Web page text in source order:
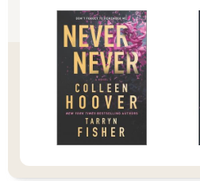
人害死的時候，「門外的人……眼
（《創世記》19：11）。另一個天
選中的以色列士師）的面前，用手
神聖符號，磐石就冒了一團火出來。
太空頭盔和護目鏡
安德魯帶隊的小組在阿舒爾的伊師
尋常的雕刻。與其說是浮雕，不如
然，女神頭上戴著一個緊身頭盔，兩